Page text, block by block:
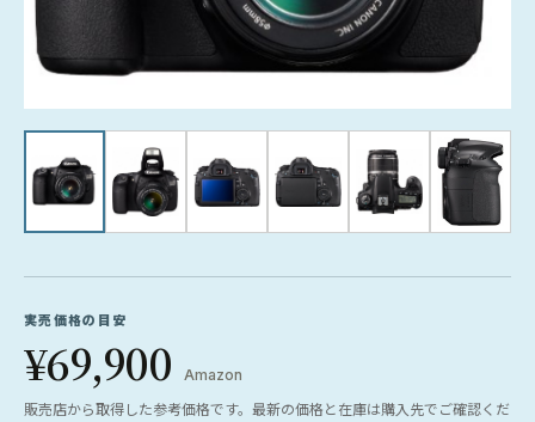
実売価格の目安
¥69,900
Amazon
販売店から取得した参考価格です。最新の価格と在庫は購入先でご確認くだ